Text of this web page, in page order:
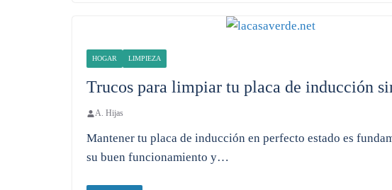
HOGAR LIMPIEZA
Trucos para limpiar tu placa de inducción
A. Hijas
Mantener tu placa de inducción en perfecto estado es
su buen funcionamiento y…